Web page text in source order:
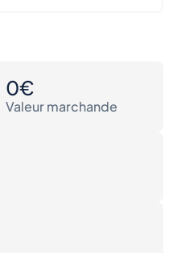
0€
Valeur marchande